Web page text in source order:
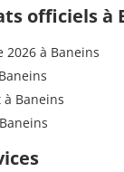
officiels à
à Baneins
Baneins